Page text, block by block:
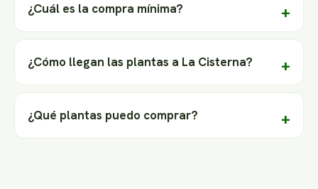
¿Cuál es la compra mínima?
¿Cómo llegan las plantas a La Cisterna?
¿Qué plantas puedo comprar?